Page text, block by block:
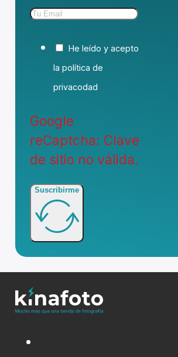
He leído y acepto
la política de
privacodad
Google
reCaptcha: Clave
de sitio no válida.
Suscribirme